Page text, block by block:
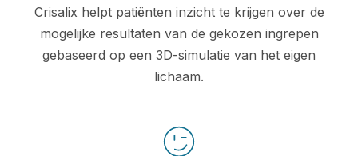
Crisalix helpt patiënten inzicht te krijgen over de
mogelijke resultaten van de gekozen ingrepen
gebaseerd op een 3D-simulatie van het eigen
lichaam.